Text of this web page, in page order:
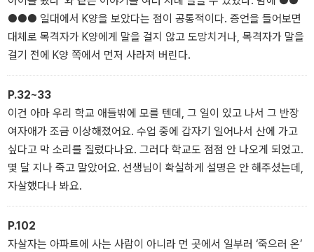
제가 되었고, 그 뜨거운 인기에 힘입어 단행본으로 출간되기에 이른
다. 이후 동명의 만화책 출간, 실사 영화 제작 등 여타 매체로 확장되
며 일본 내 호러 붐을 견인하는 작품으로 큰 인기를 끌었다.
허구를 사실처럼 전달하는 페이크 다큐멘터리, 즉 모큐멘터리 기법을
영리하게 활용한 『긴키 지방의 어느 장소에 대하여』는 “정보가 있으
신 분은 연락 바랍니다. 긴키 지방의 어느 장소와 관련된 괴담을 수집
하는 동안 무시무시한 사실을 알게 되었습니다”라는 문장을 앞세워
실제로 벌어진 듯한 실종 사건의 실마리를 좇으며 시종일관 섬뜩하면
서도 긴박한 분위기를 이어간다. 이제까지 경험하지 못했던 색다른
호러, 그 이상의 오싹함을 원하는 독자라면 이 책을 열고 세스지 월드
에 입장하라. 잠들 수 없게 만들 극도의 공포가 당신을 기다리고 있다.
●●● 일대에서 K양을 보았다는 점이 공통적이다. 증언을 들어보면
대체로 목격자가 K양에게 말을 걸지 않고 도망치거나, 목격자가 말을
걸기 전에 K양 쪽에서 먼저 사라져 버린다.
P.32~33
이건 아마 우리 학교 애들밖에 모를 텐데, 그 일이 있고 나서 그 반장
여자애가 조금 이상해졌어요. 수업 중에 갑자기 일어나서 산에 가고
싶다고 막 소리를 질렀다나요. 그러다 학교도 점점 안 나오게 되었고.
몇 달 지나 죽고 말았어요. 선생님이 확실하게 설명은 안 해주셨는데,
자살했다나 봐요.
P.102
자살자는 아파트에 사는 사람이 아니라 먼 곳에서 일부러 ‘죽으러 온’